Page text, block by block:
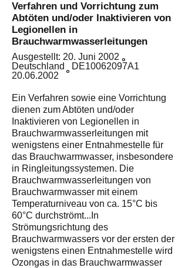
Verfahren und Vorrichtung zum
Abtöten und/oder Inaktivieren von
Legionellen in
Brauchwarmwasserleitungen
Ausgestellt: 20. Juni 2002
Deutschland DE10062097A1
20.06.2002
Ein Verfahren sowie eine Vorrichtung
dienen zum Abtöten und/oder
Inaktivieren von Legionellen in
Brauchwarmwasserleitungen mit
wenigstens einer Entnahmestelle für
das Brauchwarmwasser, insbesondere
in Ringleitungssystemen. Die
Brauchwarmwasserleitungen von
Brauchwarmwasser mit einem
Temperaturniveau von ca. 15°C bis
60°C durchströmt...In
Strömungsrichtung des
Brauchwarmwassers vor der ersten der
wenigstens einen Entnahmestelle wird
Ozongas in das Brauchwarmwasser
°
°